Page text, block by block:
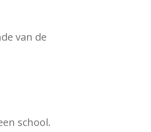
van de
school.